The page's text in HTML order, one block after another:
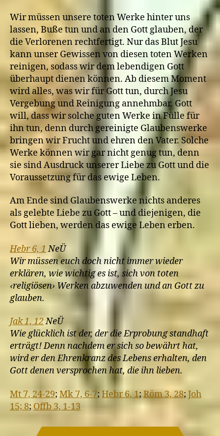
Wir müssen unsere toten Werke hinter uns
lassen, Buße tun und an den Gott glauben, der
die Verlorenen rechtfertigt. Nur das Blut Jesu
kann unser Gewissen von diesen toten Werken
reinigen, sodass wir dem lebendigen Gott
überhaupt dienen können. Ab diesem Moment
wird alles, was wir für Gott tun, durch Jesu
Vergebung und Reinigung annehmbar. Gott
will, dass wir solche guten Werke in Fülle für
ihn tun, denn durch gereinigte Glaubenswerke
bringen wir Frucht und ehren den Vater. Solche
Werke können wir gar nicht genug tun, denn
sie sind Ausdruck unserer Liebe zu Gott und die
Voraussetzung für das ewige Leben.
Am Ende sind Glaubenswerke nichts anderes
als gelebte Liebe zu Gott – und diejenigen, die
Gott lieben, werden das ewige Leben erben.
Hebr 6, 1 NeÜ
Wir müssen euch doch nicht immer wieder
erklären, wie wichtig es ist, sich von toten
‹religiösen› Werken abzuwenden und an Gott zu
glauben.
Jak 1, 12NeÜ
Wie glücklich ist der, der die Erprobung standhaft
erträgt! Denn nachdem er sich so bewährt hat,
wird er den Ehrenkranz des Lebens erhalten, den
Gott denen versprochen hat, die ihn lieben.
Mt 7, 24-29; Mk 7, 6-7; Hebr 6, 1;Röm 3, 28; Joh
15; 8; Offb 3, 1-13